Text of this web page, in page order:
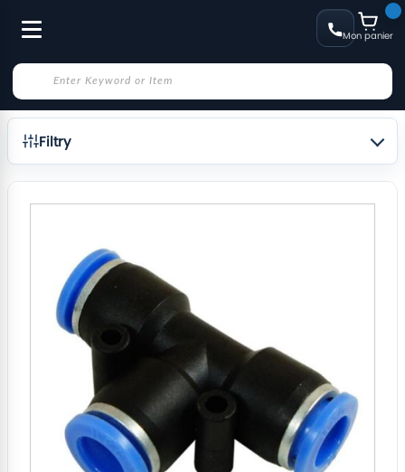
Mon panier
Filtry